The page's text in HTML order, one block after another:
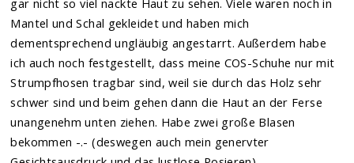
Mantel und Schal gekleidet und haben mich
dementsprechend ungläubig angestarrt. Außerdem habe
ich auch noch festgestellt, dass meine COS-Schuhe nur mit
Strumpfhosen tragbar sind, weil sie durch das Holz sehr
schwer sind und beim gehen dann die Haut an der Ferse
unangenehm unten ziehen. Habe zwei große Blasen
bekommen -.- (deswegen auch mein genervter